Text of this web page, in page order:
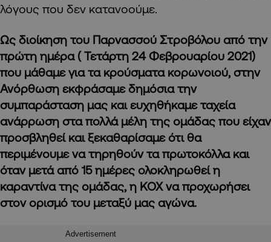
λόγους που δεν κατανοούμε.
Ως διοίκηση του Παρνασσού Στροβόλου από την
πρώτη ημέρα ( Τετάρτη 24 Φεβρουαρίου 2021)
που μάθαμε για τα κρούσματα κορωνοιού, στην
Ανόρθωση εκφράσαμε δημόσια την
συμπαράσταση μας και ευχηθήκαμε ταχεία
ανάρρωση στα πολλά μέλη της ομάδας που είχαν
προσβληθεί και ξεκαθαρίσαμε ότι θα
περιμένουμε να τηρηθούν τα πρωτοκόλλα και
όταν μετά από 15 ημέρες ολοκληρωθεί η
καραντίνα της ομάδας, η ΚΟΧ να προχωρήσει
στον ορισμό του μεταξύ μας αγώνα.
Advertisement